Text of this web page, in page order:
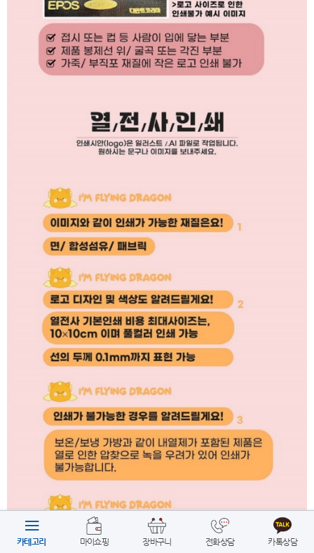
카테고리 마이쇼핑 장바구니 전화상담 카톡상담